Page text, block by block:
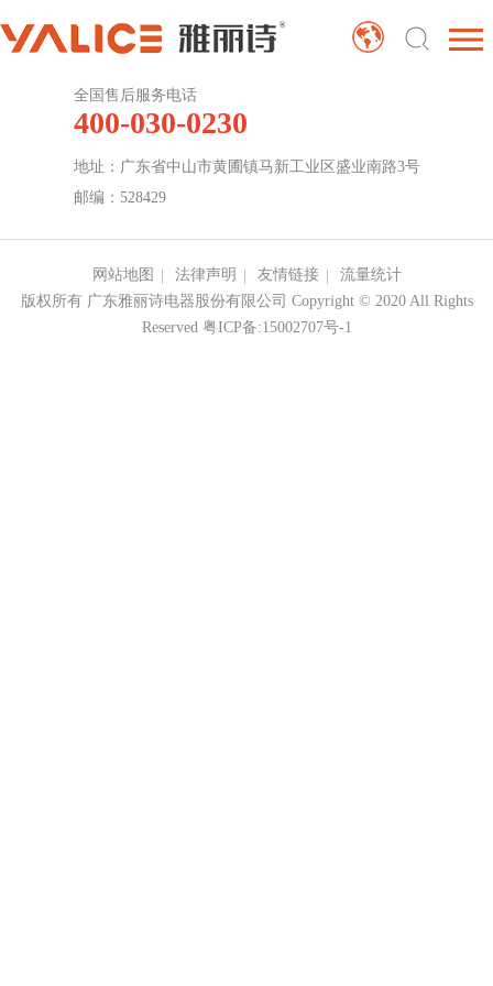
全国售后服务电话
400-030-0230
地址：广东省中山市黄圃镇马新工业区盛业南路3号
邮编：528429
网站地图 法律声明 友情链接
流量统计
版权所有 广东雅丽诗电器股份有限公司 Copyright © 2020 All Rights
Reserved 粤ICP备:15002707号-1